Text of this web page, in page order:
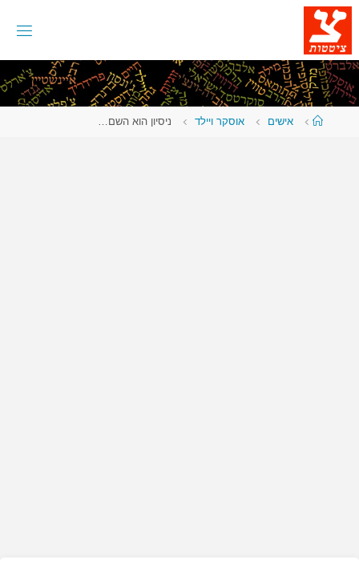
דלגו
לתוכן
עמודאישים אוסקר ויילד ניסיון הוא השם…